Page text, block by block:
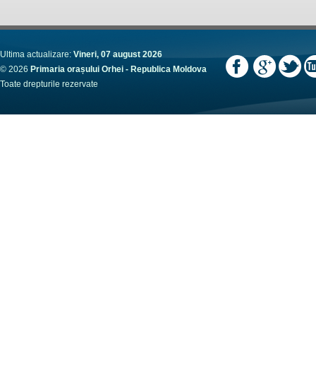
Ultima actualizare: Vineri, 07 august 2026
© 2026 Primaria orașului Orhei - Republica Moldova
Toate drepturile rezervate